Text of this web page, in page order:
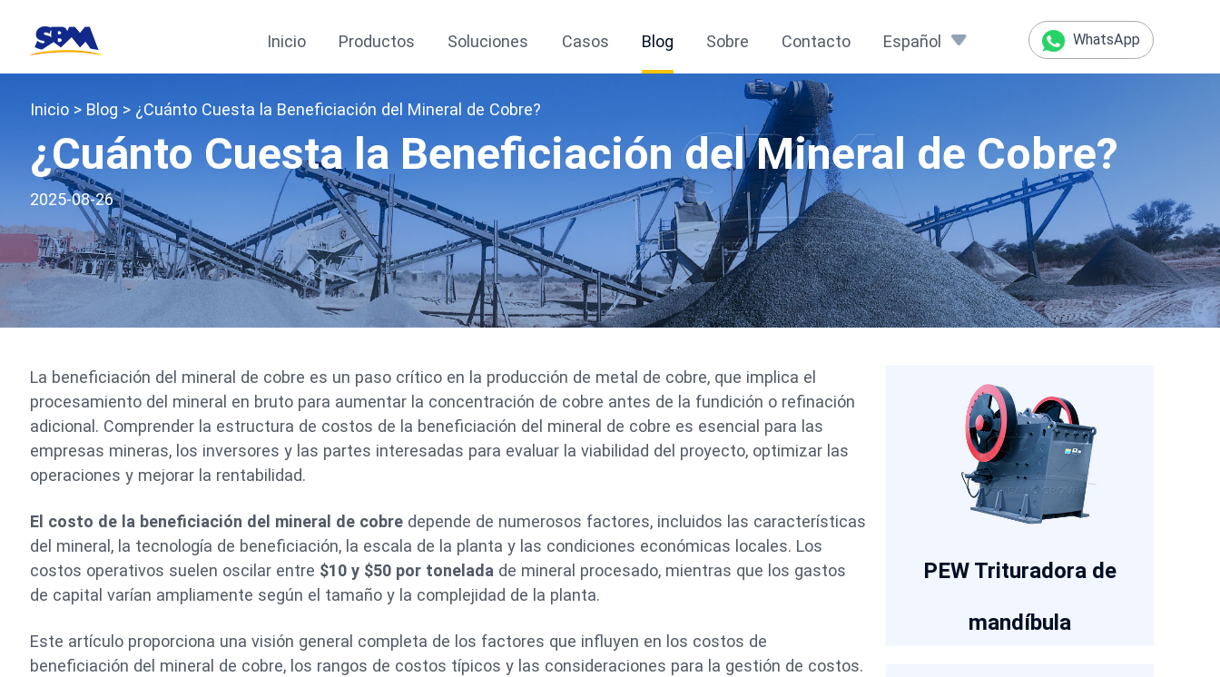
WhatsApp
Inicio Productos Soluciones Casos Blog Sobre Contacto Español
Inicio > Blog > ¿Cuánto Cuesta la Beneficiación del Mineral de Cobre?
¿Cuánto Cuesta la Beneficiación del Mineral de Cobre?
2025-08-26
La beneficiación del mineral de cobre es un paso crítico en la producción de metal de cobre, que implica el
procesamiento del mineral en bruto para aumentar la concentración de cobre antes de la fundición o refinación
adicional. Comprender la estructura de costos de la beneficiación del mineral de cobre es esencial para las
empresas mineras, los inversores y las partes interesadas para evaluar la viabilidad del proyecto, optimizar las
operaciones y mejorar la rentabilidad.
El costo de la beneficiación del mineral de cobre depende de numerosos factores, incluidos las características
del mineral, la tecnología de beneficiación, la escala de la planta y las condiciones económicas locales. Los
costos operativos suelen oscilar entre $10 y $50 por tonelada de mineral procesado, mientras que los gastos
de capital varían ampliamente según el tamaño y la complejidad de la planta.
Este artículo proporciona una visión general completa de los factores que influyen en los costos de
beneficiación del mineral de cobre, los rangos de costos típicos y las consideraciones para la gestión de costos.
PEW Trituradora de
mandíbula